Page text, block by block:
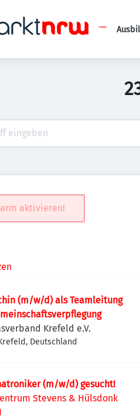
aktivieren!
(m/w/d) als Teamleitung
Krefeld e.V.
Deutschland
(m/w/d) gesucht!
Stevens & Hülsdonk